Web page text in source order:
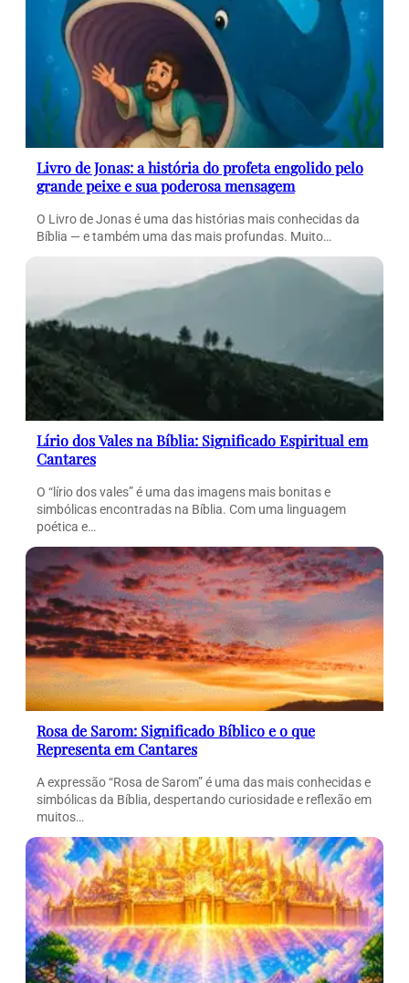
Livro de Jonas: a história do profeta engolido pelo
grande peixe e sua poderosa mensagem
O Livro de Jonas é uma das histórias mais conhecidas da
Bíblia — e também uma das mais profundas. Muito…
Lírio dos Vales na Bíblia: Significado Espiritual em
Cantares
O “lírio dos vales” é uma das imagens mais bonitas e
simbólicas encontradas na Bíblia. Com uma linguagem
poética e…
Rosa de Sarom: Significado Bíblico e o que
Representa em Cantares
A expressão “Rosa de Sarom” é uma das mais conhecidas e
simbólicas da Bíblia, despertando curiosidade e reflexão em
muitos…